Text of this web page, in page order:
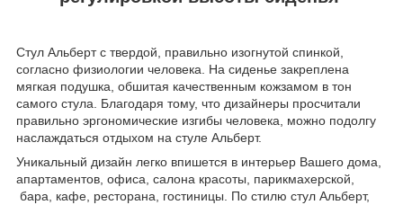
Стул Альберт с твердой, правильно изогнутой спинкой,
согласно физиологии человека. На сиденье закреплена
мягкая подушка, обшитая качественным кожзамом в тон
самого стула. Благодаря тому, что дизайнеры просчитали
правильно эргономические изгибы человека, можно подолгу
наслаждаться отдыхом на стуле Альберт.
Уникальный дизайн легко впишется в интерьер Вашего дома,
апартаментов, офиса, салона красоты, парикмахерской,
бара, кафе, ресторана, гостиницы. По стилю стул Альберт,